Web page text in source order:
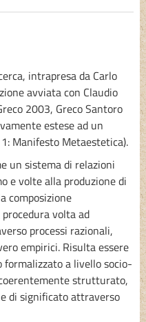
intrapresa da Carlo
avviata con Claudio
2003, Greco Santoro
estese ad un
Manifesto Metaestetica).
un sistema di relazioni
e volte alla produzione di
composizione
volta ad
processi razionali,
empirici. Risulta essere
formalizzato a livello socio-
strutturato,
di significato attraverso